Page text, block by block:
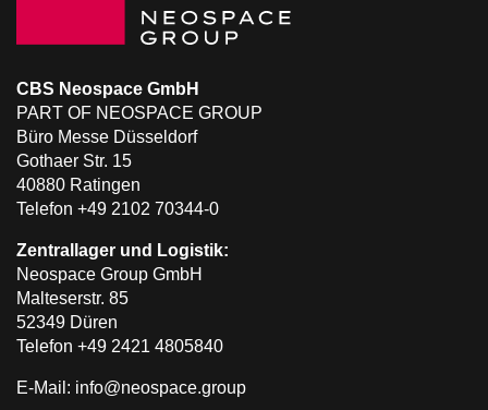
CBS Neospace GmbH
PART OF NEOSPACE GROUP
Büro Messe Düsseldorf
Gothaer Str. 15
40880 Ratingen
Telefon +49 2102 70344-0
Zentrallager und Logistik:
Neospace Group GmbH
Malteserstr. 85
52349 Düren
Telefon +49 2421 4805840
E-Mail: info@neospace.group